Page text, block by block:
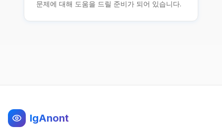
문제에 대해 도움을 드릴 준비가 되어 있습니다.
IgAnont